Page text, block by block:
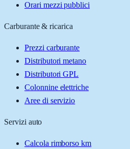
Orari mezzi pubblici
Carburante & ricarica
Prezzi carburante
Distributori metano
Distributori GPL
Colonnine elettriche
Aree di servizio
Servizi auto
Calcola rimborso km